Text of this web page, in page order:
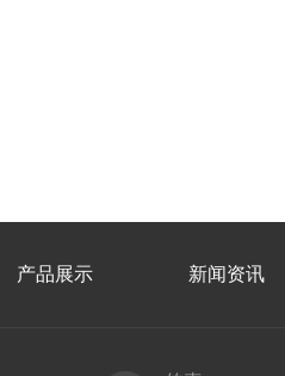
产品展示 新闻资讯